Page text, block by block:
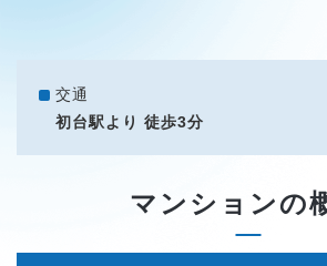
交通
初台駅より 徒歩3分
マンションの